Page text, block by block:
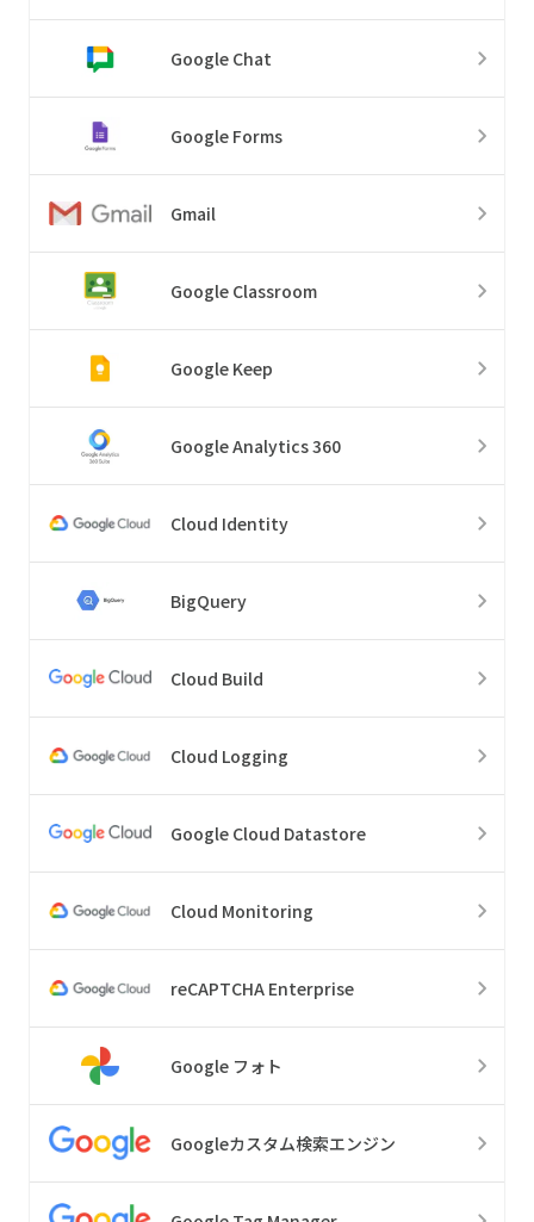
Google Chat
Google Forms
Gmail
Google Classroom
Google Keep
Google Analytics 360
Cloud Identity
BigQuery
Cloud Build
Cloud Logging
Google Cloud Datastore
Cloud Monitoring
reCAPTCHA Enterprise
Google フォト
Googleカスタム検索エンジン